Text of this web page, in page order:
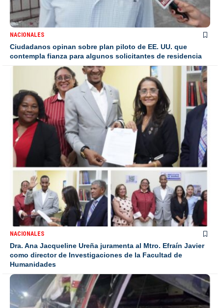
NACIONALES
Ciudadanos opinan sobre plan piloto de EE. UU. que
contempla fianza para algunos solicitantes de residencia
NACIONALES
Dra. Ana Jacqueline Ureña juramenta al Mtro. Efraín Javier
como director de Investigaciones de la Facultad de
Humanidades